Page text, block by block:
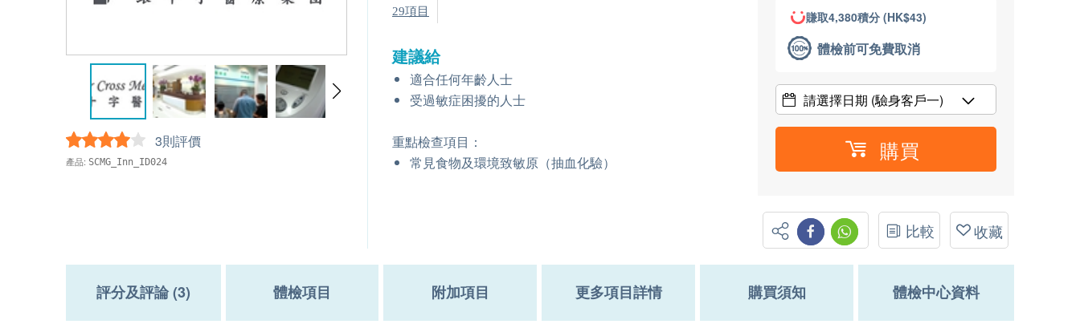
3則評價
產品: SCMG_Inn_ID024
29項目
建議給
適合任何年齡人士
受過敏症困擾的人士
重點檢查項目：
常見食物及環境致敏原（抽血化驗）
賺取4,380積分 (HK$43)
體檢前可免費取消
請選擇日期 (驗身客戶一)
購買
比較 收藏
評分及評論 (3) 體檢項目 附加項目 更多項目詳情 購買須知 體檢中心資料